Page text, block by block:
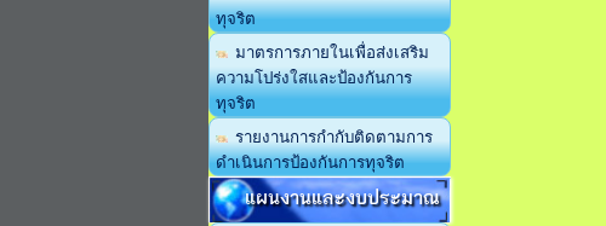
ทุจริต
มาตรการภายในเพื่อส่งเสริม
ความโปร่งใสและป้องกันการ
ทุจริต
รายงานการกำกับติดตามการ
ดำเนินการป้องกันการทุจริต
แผนงานและงบประมาณ